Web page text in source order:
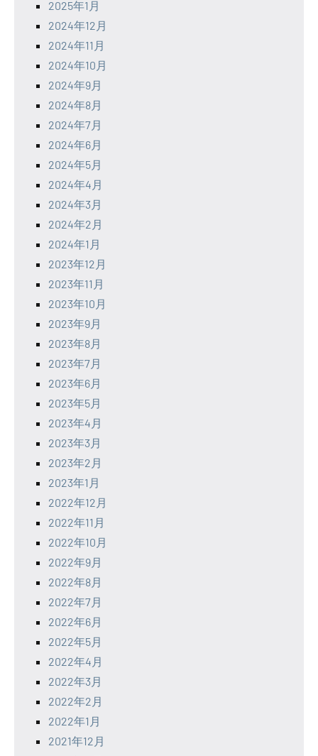
2025年1月
2024年12月
2024年11月
2024年10月
2024年9月
2024年8月
2024年7月
2024年6月
2024年5月
2024年4月
2024年3月
2024年2月
2024年1月
2023年12月
2023年11月
2023年10月
2023年9月
2023年8月
2023年7月
2023年6月
2023年5月
2023年4月
2023年3月
2023年2月
2023年1月
2022年12月
2022年11月
2022年10月
2022年9月
2022年8月
2022年7月
2022年6月
2022年5月
2022年4月
2022年3月
2022年2月
2022年1月
2021年12月